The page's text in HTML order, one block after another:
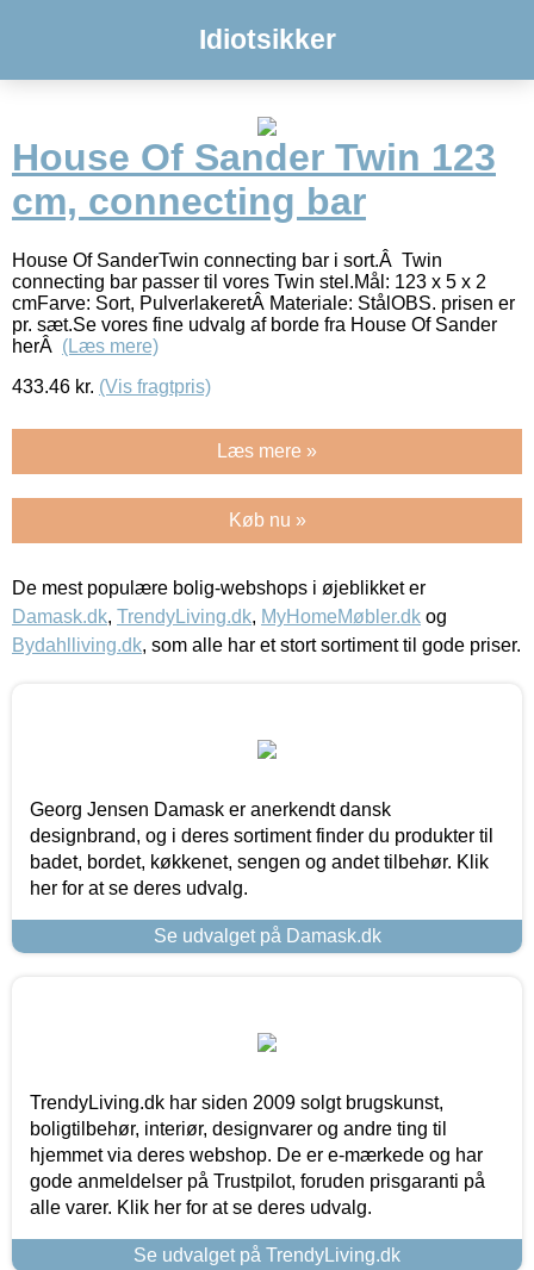
Idiotsikker
House Of Sander Twin 123
cm, connecting bar
House Of SanderTwin connecting bar i sort.Â Twin
connecting bar passer til vores Twin stel.Mål: 123 x 5 x 2
cmFarve: Sort, PulverlakeretÂ Materiale: StålOBS. prisen er
pr. sæt.Se vores fine udvalg af borde fra House Of Sander
herÂ (Læs mere)
433.46 kr. (Vis fragtpris)
Læs mere »
Køb nu »
De mest populære bolig-webshops i øjeblikket er
Damask.dk, TrendyLiving.dk, MyHomeMøbler.dk og
Bydahlliving.dk, som alle har et stort sortiment til gode priser.
Georg Jensen Damask er anerkendt dansk
designbrand, og i deres sortiment finder du produkter til
badet, bordet, køkkenet, sengen og andet tilbehør. Klik
her for at se deres udvalg.
Se udvalget på Damask.dk
TrendyLiving.dk har siden 2009 solgt brugskunst,
boligtilbehør, interiør, designvarer og andre ting til
hjemmet via deres webshop. De er e-mærkede og har
gode anmeldelser på Trustpilot, foruden prisgaranti på
alle varer. Klik her for at se deres udvalg.
Se udvalget på TrendyLiving.dk